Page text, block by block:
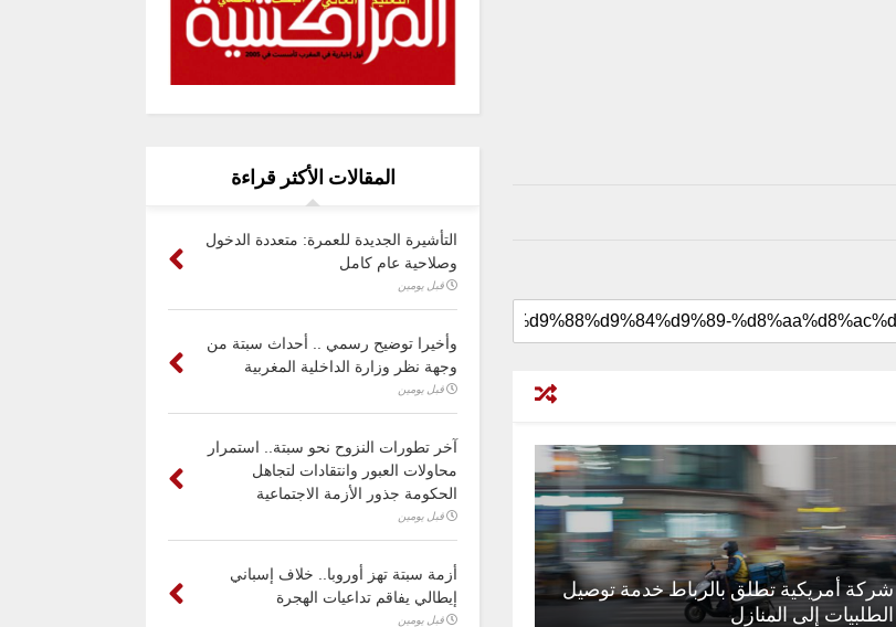
شركة أمريكية تطلق بالرباط خدمة توصيل
الطلبيات إلى المنازل
المقالات الأكثر قراءة
التأشيرة الجديدة للعمرة: متعددة الدخول
وصلاحية عام كامل
قبل يومين
وأخيرا توضيح رسمي .. أحداث سبتة من
وجهة نظر وزارة الداخلية المغربية
قبل يومين
آخر تطورات النزوح نحو سبتة.. استمرار
محاولات العبور وانتقادات لتجاهل
الحكومة جذور الأزمة الاجتماعية
قبل يومين
أزمة سبتة تهز أوروبا.. خلاف إسباني
إيطالي يفاقم تداعيات الهجرة
قبل يومين